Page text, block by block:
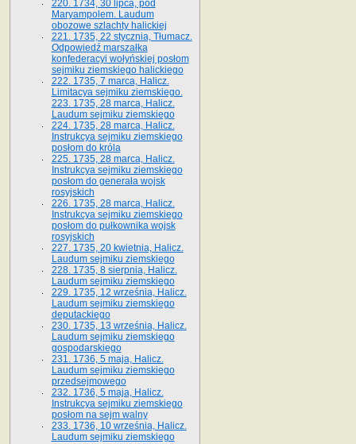
220. 1734, 30 lipca, pod
Maryampolem. Laudum
obozowe szlachty halickiej
221. 1735, 22 stycznia, Tłumacz.
Odpowiedź marszałka
konfederacyi wołyńskiej posłom
sejmiku ziemskiego halickiego
222. 1735, 7 marca, Halicz.
Limitacya sejmiku ziemskiego.
223. 1735, 28 marca, Halicz.
Laudum sejmiku ziemskiego
224. 1735, 28 marca, Halicz.
Instrukcya sejmiku ziemskiego
posłom do króla
225. 1735, 28 marca, Halicz.
Instrukcya sejmiku ziemskiego
posłom do generała wojsk
rosyjskich
226. 1735, 28 marca, Halicz.
Instrukcya sejmiku ziemskiego
posłom do pułkownika wojsk
rosyjskich
227. 1735, 20 kwietnia, Halicz.
Laudum sejmiku ziemskiego
228. 1735, 8 sierpnia, Halicz.
Laudum sejmiku ziemskiego
229. 1735, 12 września, Halicz.
Laudum sejmiku ziemskiego
deputackiego
230. 1735, 13 września, Halicz.
Laudum sejmiku ziemskiego
gospodarskiego
231. 1736, 5 maja, Halicz.
Laudum sejmiku ziemskiego
przedsejmowego
232. 1736, 5 maja, Halicz.
Instrukcya sejmiku ziemskiego
posłom na sejm walny
233. 1736, 10 września, Halicz.
Laudum sejmiku ziemskiego